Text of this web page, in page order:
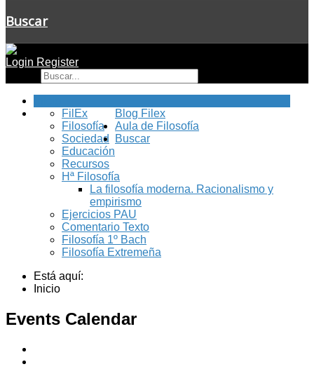
Buscar
Login Register
Blog Filex
FilEx
Filosofía
Sociedad
Educación
Recursos
Aula de Filosofía
Hª Filosofía
La filosofía moderna. Racionalismo y
empirismo
Ejercicios PAU
Comentario Texto
Filosofía 1º Bach
Filosofía Extremeña
Buscar
Está aquí:
Inicio
Events Calendar